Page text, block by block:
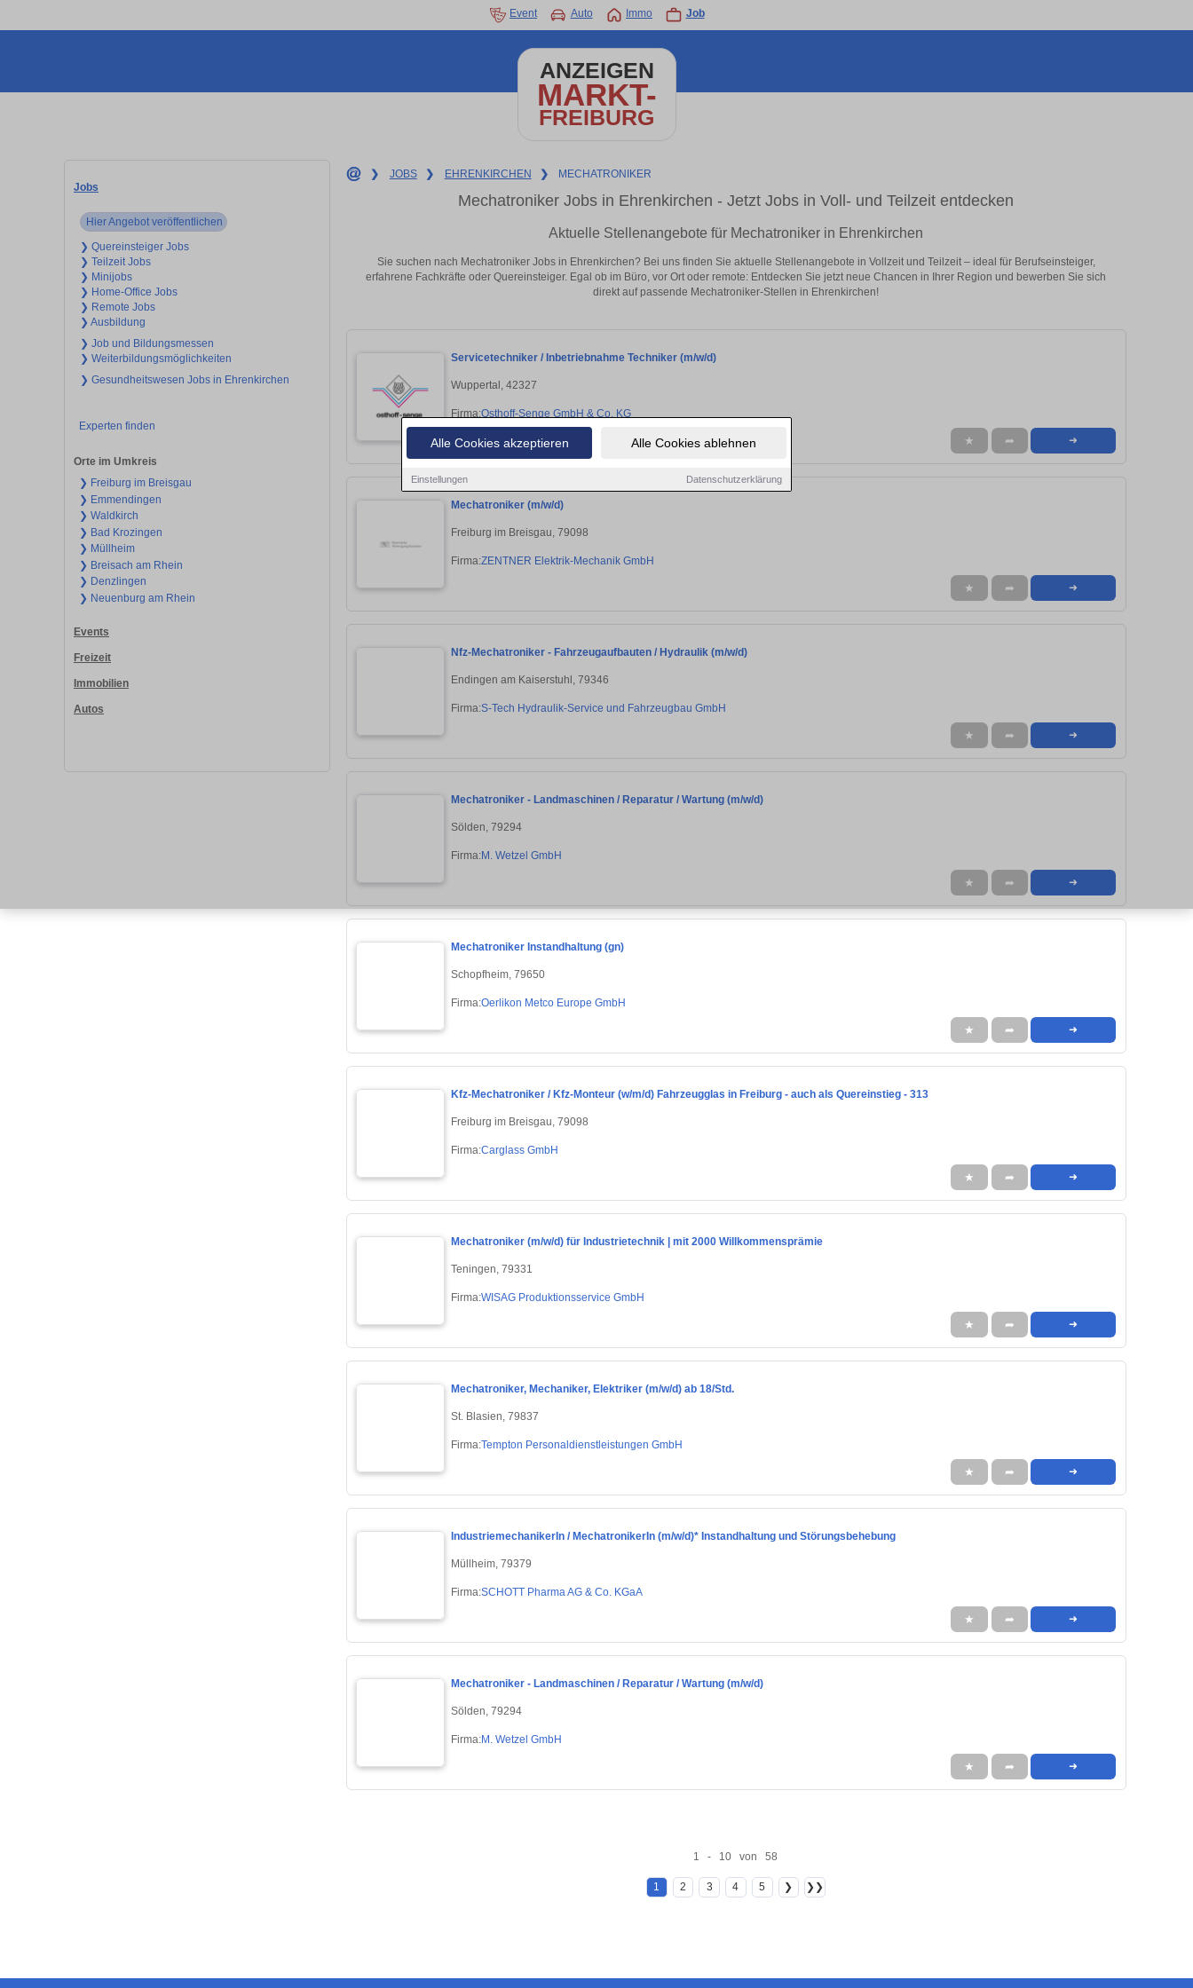
Alle Cookies akzeptieren Alle Cookies ablehnen
Einstellungen Datenschutzerklärung
Event Auto Immo Job
ANZEIGEN
MARKT-
FREIBURG
Jobs
Hier Angebot veröffentlichen
❯ Quereinsteiger Jobs
❯ Teilzeit Jobs
❯ Minijobs
❯ Home-Office Jobs
❯ Remote Jobs
❯ Ausbildung
❯ Job und Bildungsmessen
❯ Weiterbildungsmöglichkeiten
❯ Gesundheitswesen Jobs in Ehrenkirchen
Experten finden
Orte im Umkreis
❯ Freiburg im Breisgau
❯ Emmendingen
❯ Waldkirch
❯ Bad Krozingen
❯ Müllheim
❯ Breisach am Rhein
❯ Denzlingen
❯ Neuenburg am Rhein
Events
Freizeit
Immobilien
Autos
❯ JOBS ❯ EHRENKIRCHEN ❯ MECHATRONIKER
Mechatroniker Jobs in Ehrenkirchen - Jetzt Jobs in Voll- und Teilzeit entdecken
Aktuelle Stellenangebote für Mechatroniker in Ehrenkirchen
Sie suchen nach Mechatroniker Jobs in Ehrenkirchen? Bei uns finden Sie aktuelle Stellenangebote in Vollzeit und Teilzeit – ideal für Berufseinsteiger,
erfahrene Fachkräfte oder Quereinsteiger. Egal ob im Büro, vor Ort oder remote: Entdecken Sie jetzt neue Chancen in Ihrer Region und bewerben Sie sich
direkt auf passende Mechatroniker-Stellen in Ehrenkirchen!
Servicetechniker / Inbetriebnahme Techniker (m/w/d)
Wuppertal, 42327
Firma:Osthoff-Senge GmbH & Co. KG
★ ➦ ➜
Mechatroniker (m/w/d)
Freiburg im Breisgau, 79098
Firma:ZENTNER Elektrik-Mechanik GmbH
★ ➦ ➜
Nfz-Mechatroniker - Fahrzeugaufbauten / Hydraulik (m/w/d)
Endingen am Kaiserstuhl, 79346
Firma:S-Tech Hydraulik-Service und Fahrzeugbau GmbH
★ ➦ ➜
Mechatroniker - Landmaschinen / Reparatur / Wartung (m/w/d)
Sölden, 79294
Firma:M. Wetzel GmbH
★ ➦ ➜
Mechatroniker Instandhaltung (gn)
Schopfheim, 79650
Firma:Oerlikon Metco Europe GmbH
★ ➦ ➜
Kfz-Mechatroniker / Kfz-Monteur (w/m/d) Fahrzeugglas in Freiburg - auch als Quereinstieg - 313
Freiburg im Breisgau, 79098
Firma:Carglass GmbH
★ ➦ ➜
Mechatroniker (m/w/d) für Industrietechnik | mit 2000 Willkommensprämie
Teningen, 79331
Firma:WISAG Produktionsservice GmbH
★ ➦ ➜
Mechatroniker, Mechaniker, Elektriker (m/w/d) ab 18/Std.
St. Blasien, 79837
Firma:Tempton Personaldienstleistungen GmbH
★ ➦ ➜
IndustriemechanikerIn / MechatronikerIn (m/w/d)* Instandhaltung und Störungsbehebung
Müllheim, 79379
Firma:SCHOTT Pharma AG & Co. KGaA
★ ➦ ➜
Mechatroniker - Landmaschinen / Reparatur / Wartung (m/w/d)
Sölden, 79294
Firma:M. Wetzel GmbH
★ ➦ ➜
1 - 10 von 58
1 2 3 4 5 ❯ ❯❯